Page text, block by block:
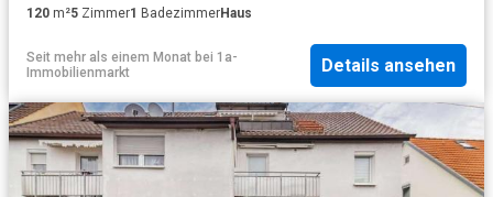
120 m²5 Zimmer1 BadezimmerHaus
Seit mehr als einem Monat bei 1a-
Immobilienmarkt
Details ansehen